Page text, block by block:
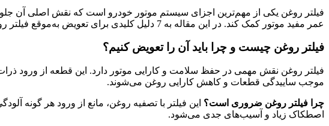
فیلتر روغن یکی از مهم‌ترین اجزای سیستم موتور خودرو است که نقش اصلی آن
عمر مفید موتور کمک کند. در این مقاله به 7 دلیل کلیدی برای تعویض به‌موقع فیلتر روغن، زمان مناسب تعویض آن و علائم هشداری که نشان می‌دهند باید این قطعه حیاتی را تعویض کنید، خواهیم پرداخت.
فیلتر روغن چیست و چرا باید آن را تعویض کنیم؟
فیلتر روغن نقش مهمی در حفظ سلامت و کارایی موتور دارد. این قطعه از ورود
موجب ساییدگی قطعات و کاهش کارایی روغن می‌شوند.
چرا فیلتر روغن ضروری است؟ این فیلتر با تصفیه روغن، مانع از ورود هر گونه
اصطکاک زیاد و آسیب‌های جدی می‌شود.